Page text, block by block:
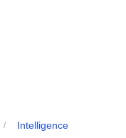
/ Intelligence